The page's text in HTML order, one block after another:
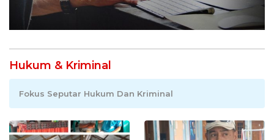
Hukum & Kriminal
Fokus Seputar Hukum Dan Kriminal